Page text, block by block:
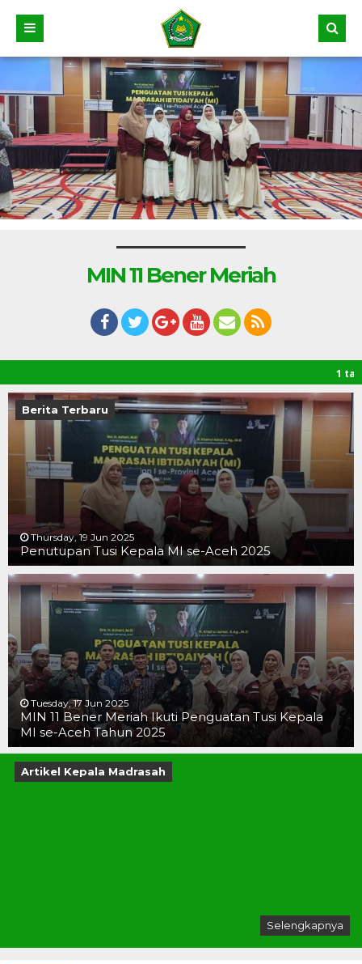
MIN 11 Bener Meriah
1 tahun
Bener Meriah
Berita Terbaru
Thursday, 19 Jun 2025
Penutupan Tusi Kepala MI se-Aceh 2025
Tuesday, 17 Jun 2025
MIN 11 Bener Meriah Ikuti Penguatan Tusi Kepala
MI se-Aceh Tahun 2025
Artikel Kepala Madrasah
Selengkapnya
19 JUN 2025
19 JUN 2025
16 JUN 2025